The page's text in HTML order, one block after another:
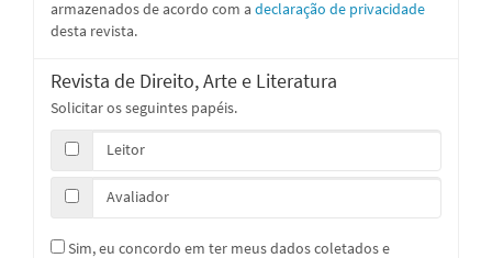
armazenados de acordo com a declaração de privacidade
desta revista.
Revista de Direito, Arte e Literatura
Solicitar os seguintes papéis.
Leitor
Avaliador